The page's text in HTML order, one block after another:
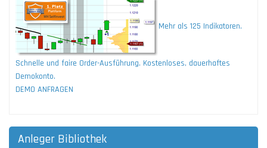
Mehr als 125 Indikatoren.
Schnelle und faire Order-Ausführung. Kostenloses, dauerhaftes
Demokonto.
DEMO ANFRAGEN
Anleger Bibliothek